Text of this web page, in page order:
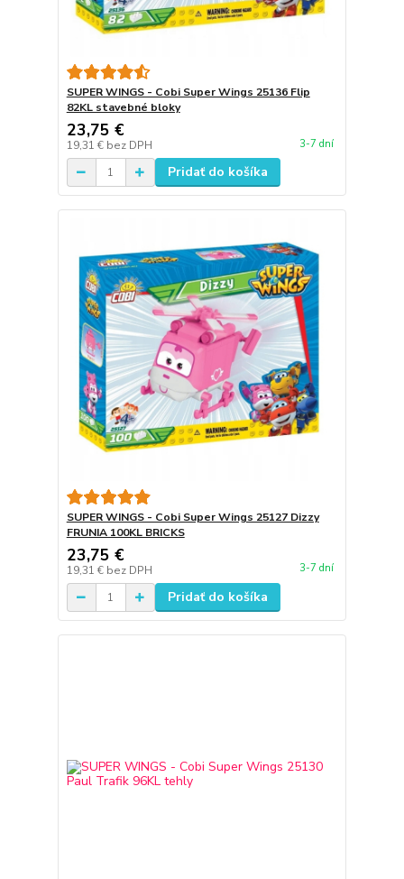
SUPER WINGS - Cobi Super Wings 25136 Flip
82KL stavebné bloky
23,75 €
19,31 € bez DPH 3-7 dní
Pridať do košíka
SUPER WINGS - Cobi Super Wings 25127 Dizzy
FRUNIA 100KL BRICKS
23,75 €
19,31 € bez DPH 3-7 dní
Pridať do košíka